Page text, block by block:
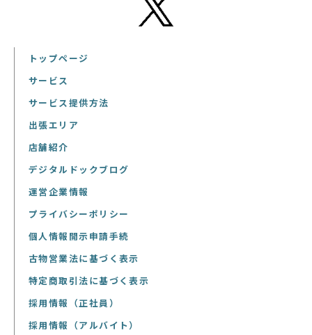
トップページ
サービス
サービス提供方法
出張エリア
店舗紹介
デジタルドックブログ
運営企業情報
プライバシーポリシー
個人情報開示申請手続
古物営業法に基づく表示
特定商取引法に基づく表示
採用情報（正社員）
採用情報（アルバイト）